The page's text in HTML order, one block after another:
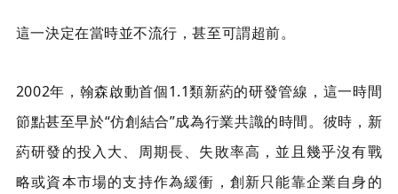
這一決定在當時並不流行，甚至可謂超前。
2002年，翰森啟動首個1.1類新葯的研發管線，這一時間
節點甚至早於“仿創結合”成為行業共識的時間。彼時，新
葯研發的投入大、周期長、失敗率高，並且幾乎沒有戰
略或資本市場的支持作為緩衝，創新只能靠企業自身的